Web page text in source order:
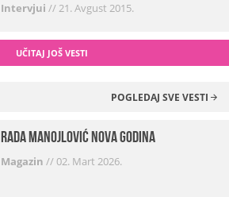
Intervjui //21. Avgust 2015.
UČITAJ JOŠ VESTI
POGLEDAJ SVE VESTI
Rada Manojlović Nova godina
Magazin //02. Mart 2026.